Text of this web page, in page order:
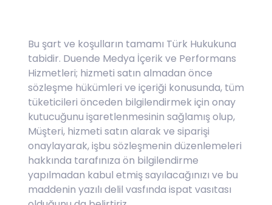
Bu şart ve koşulların tamamı Türk Hukukuna
tabidir. Duende Medya İçerik ve Performans
Hizmetleri; hizmeti satın almadan önce
sözleşme hükümleri ve içeriği konusunda, tüm
tüketicileri önceden bilgilendirmek için onay
kutucuğunu işaretlenmesinin sağlamış olup,
Müşteri, hizmeti satın alarak ve siparişi
onaylayarak, işbu sözleşmenin düzenlemeleri
hakkında tarafınıza ön bilgilendirme
yapılmadan kabul etmiş sayılacağınızı ve bu
maddenin yazılı delil vasfında ispat vasıtası